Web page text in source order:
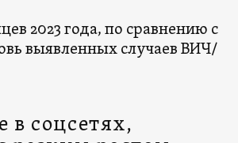
2023 года, по сравнению с
выявленных случаев ВИЧ/
в соцсетях,